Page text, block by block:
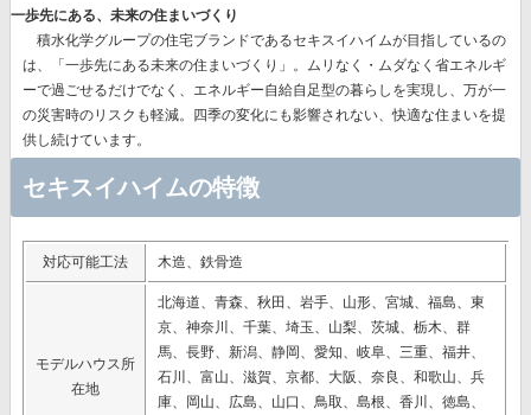
一歩先にある、未来の住まいづくり
積水化学グループの住宅ブランドであるセキスイハイムが目指しているの
は、
「一歩先にある未来の住まいづくり」。 ムリなく・ムダなく省エネルギ
ーで過ごせるだけでなく、エネルギー自給自足型の暮らしを実現し、万が一
の災害時のリスクも軽減。四季の変化にも影響されない、快適な住まいを提
供し続けています。
セキスイハイムの特徴
対応可能工法 木造、鉄骨造
モデルハウス所
在地
北海道、青森、秋田、岩手、山形、宮城、福島、東
京、神奈川、千葉、埼玉、山梨、茨城、栃木、群
馬、長野、新潟、静岡、愛知、岐阜、三重、福井、
石川、富山、滋賀、京都、大阪、奈良、和歌山、兵
庫、岡山、広島、山口、鳥取、島根、香川、徳島、